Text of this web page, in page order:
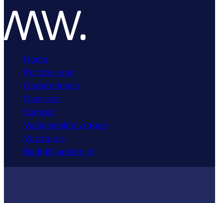
Home
Particulieren
Ondernemers
Over ons
Contact
Veelgestelde vragen
Vacatures
Bedrijfsjuristen.nl